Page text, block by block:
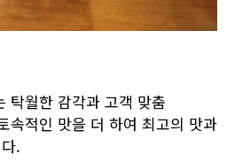
탁월한 감각과 고객 맞춤
속적인 맛을 더 하여 최고의 맛과
.